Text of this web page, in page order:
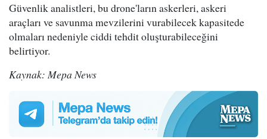
Güvenlik analistleri, bu drone'ların askerleri, askeri
araçları ve savunma mevzilerini vurabilecek kapasitede
olmaları nedeniyle ciddi tehdit oluşturabileceğini
belirtiyor.
Kaynak: Mepa News